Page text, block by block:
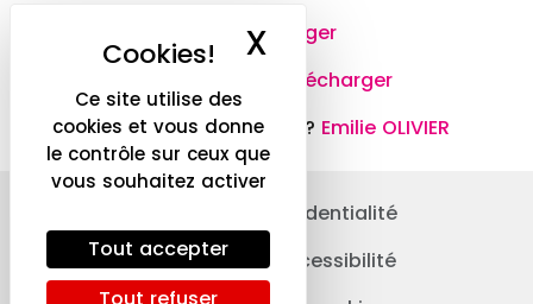
Ce site utilise des
cookies et vous donne
le contrôle sur ceux que
vous souhaitez activer
Tout accepter
X Masquer le
Télécharger
Télécharger
Besoin de plus d’informations? Emilie OLIVIER
Politique de confidentialité
Déclaration d’accessibilité